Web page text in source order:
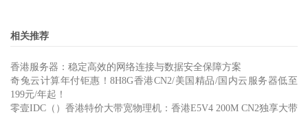
相关推荐
香港服务器：稳定高效的网络连接与数据安全保障方案
奇兔云计算年付钜惠！8H8G香港CN2/美国精品/国内云服务器低至
199元/年起！
零壹IDC（）香港特价大带宽物理机：香港E5V4 200M CN2独享大带